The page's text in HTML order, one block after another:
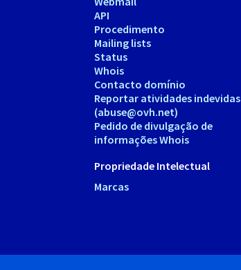
API
Procedimento
Mailing lists
Status
Whois
Contacto domínio
Reportar atividades indevidas
(abuse@ovh.net)
Pedido de divulgação de
informações Whois
Propriedade Intelectual
Marcas